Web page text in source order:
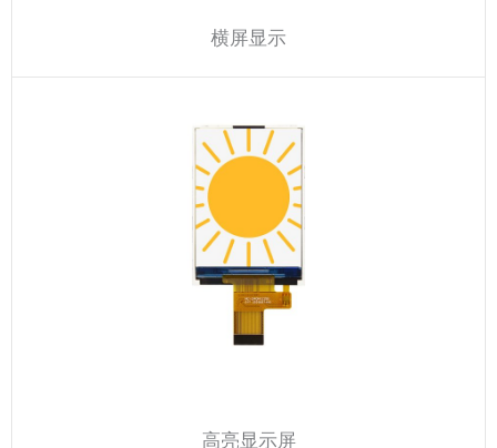
横屏显示
高亮显示屏